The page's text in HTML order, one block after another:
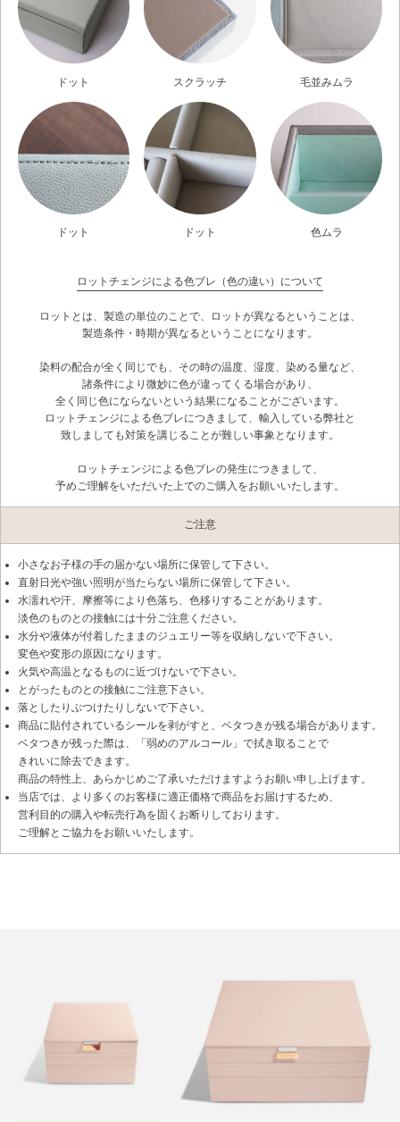
ドット スクラッチ 毛並みムラ
ドット ドット 色ムラ
ロットチェンジによる色ブレ（色の違い）について
ロットとは、製造の単位のことで、ロットが異なるということは、
製造条件・時期が異なるということになります。
染料の配合が全く同じでも、その時の温度、湿度、染める量など、
諸条件により微妙に色が違ってくる場合があり、
全く同じ色にならないという結果になることがございます。
ロットチェンジによる色ブレにつきまして、輸入している弊社と
致しましても対策を講じることが難しい事象となります。
ロットチェンジによる色ブレの発生につきまして、
予めご理解をいただいた上でのご購入をお願いいたします。
ご注意
小さなお子様の手の届かない場所に保管して下さい。
直射日光や強い照明が当たらない場所に保管して下さい。
水濡れや汗、摩擦等により色落ち、色移りすることがあります。
淡色のものとの接触には十分ご注意ください。
水分や液体が付着したままのジュエリー等を収納しないで下さい。
変色や変形の原因になります。
火気や高温となるものに近づけないで下さい。
とがったものとの接触にご注意下さい。
落としたりぶつけたりしないで下さい。
商品に貼付されているシールを剥がすと、ベタつきが残る場合があります。
ベタつきが残った際は、「弱めのアルコール」で拭き取ることで
きれいに除去できます。
商品の特性上、あらかじめご了承いただけますようお願い申し上げます。
当店では、より多くのお客様に適正価格で商品をお届けするため、
営利目的の購入や転売行為を固くお断りしております。
ご理解とご協力をお願いいたします。